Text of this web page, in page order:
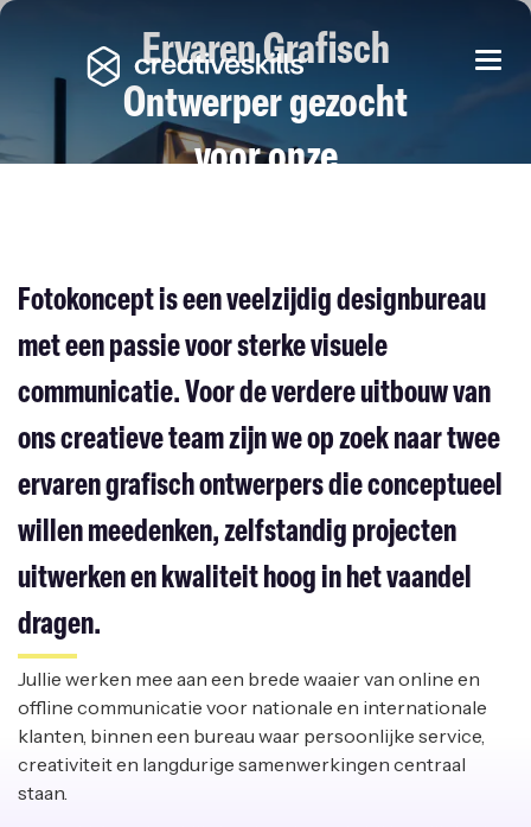
Ervaren Grafisch
Ontwerper gezocht
voor onze
Fotokoncept is een veelzijdig designbureau
met een passie voor sterke visuele
communicatie. Voor de verdere uitbouw van
ons creatieve team zijn we op zoek naar twee
ervaren grafisch ontwerpers die conceptueel
willen meedenken, zelfstandig projecten
uitwerken en kwaliteit hoog in het vaandel
dragen.
Jullie werken mee aan een brede waaier van online en
offline communicatie voor nationale en internationale
klanten, binnen een bureau waar persoonlijke service,
creativiteit en langdurige samenwerkingen centraal
staan.